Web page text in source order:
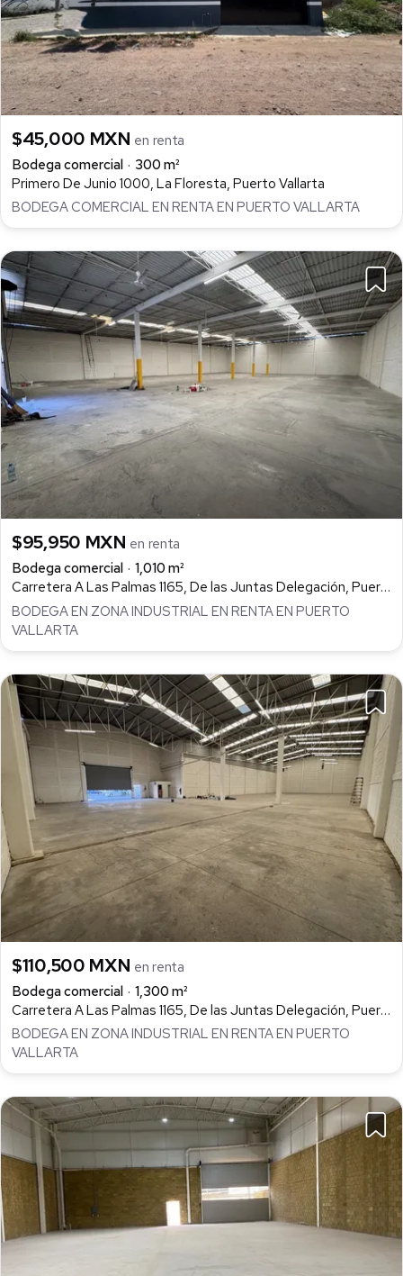
$45,000 MXN en renta
Bodega comercial
300 m²
Primero De Junio 1000, La Floresta, Puerto Vallarta
BODEGA COMERCIAL EN RENTA EN PUERTO VALLARTA
$95,950 MXN en renta
Bodega comercial
1,010 m²
Carretera A Las Palmas 1165, De las Juntas Delegación, Puerto Vallarta
BODEGA EN ZONA INDUSTRIAL EN RENTA EN PUERTO
VALLARTA
$110,500 MXN en renta
Bodega comercial
1,300 m²
Carretera A Las Palmas 1165, De las Juntas Delegación, Puerto Vallarta
BODEGA EN ZONA INDUSTRIAL EN RENTA EN PUERTO
VALLARTA